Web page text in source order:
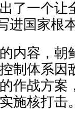
了一个让
进国家根
内容，朝
制体系因
作战方案
施核打击